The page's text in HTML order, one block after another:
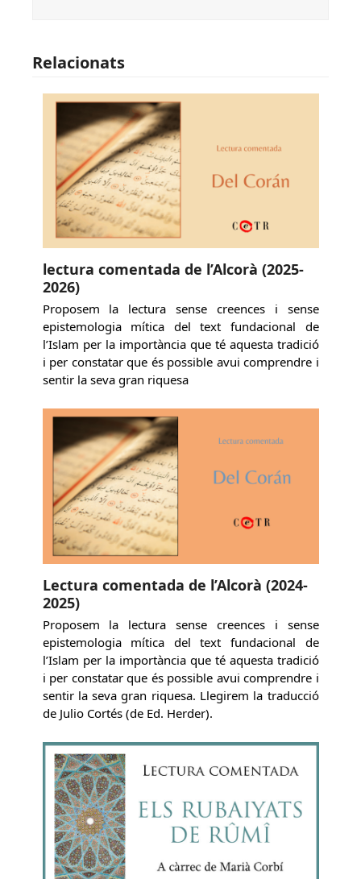
Relacionats
lectura comentada de l’Alcorà (2025-
2026)
Proposem la lectura sense creences i sense
epistemologia mítica del text fundacional de
l’Islam per la importància que té aquesta tradició
i per constatar que és possible avui comprendre i
sentir la seva gran riquesa
Lectura comentada de l’Alcorà (2024-
2025)
Proposem la lectura sense creences i sense
epistemologia mítica del text fundacional de
l’Islam per la importància que té aquesta tradició
i per constatar que és possible avui comprendre i
sentir la seva gran riquesa. Llegirem la traducció
de Julio Cortés (de Ed. Herder).